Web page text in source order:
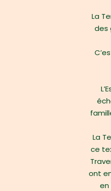
La
des
La
ce
ont
en